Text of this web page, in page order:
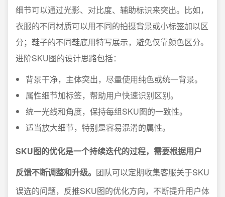
细节可以通过光影、对比度、辅助标识来突出。比如，
衣服的不同材质可以用不同的拍摄背景或小标签加以区
分；鞋子的不同鞋底用特写展示，避免仅靠颜色区分。
进阶SKU图的设计思路包括：
背景干净，主体突出，尽量使用纯色或统一背景。
属性细节加标签，帮助用户快速识别区别。
统一光线和角度，保持每组SKU图的一致性。
适当放大细节，特别是容易混淆的属性。
SKU图的优化是一个持续迭代的过程，需要根据用户
反馈不断调整和升级。 团队可以定期收集客服关于SKU
误选的问题，反推SKU图的优化方向，不断提升用户体